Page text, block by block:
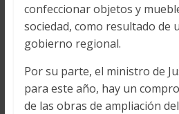
confeccionar objetos y
sociedad, como resultado de
gobierno regional.
Por su parte, el ministro de
para este año, hay un
de las obras de ampliación